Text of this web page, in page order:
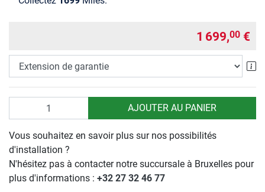
1 699,00 €
AJOUTER AU PANIER
Vous souhaitez en savoir plus sur nos possibilités
d'installation ?
N'hésitez pas à contacter notre succursale à Bruxelles pour
plus d'informations : +32 27 32 46 77